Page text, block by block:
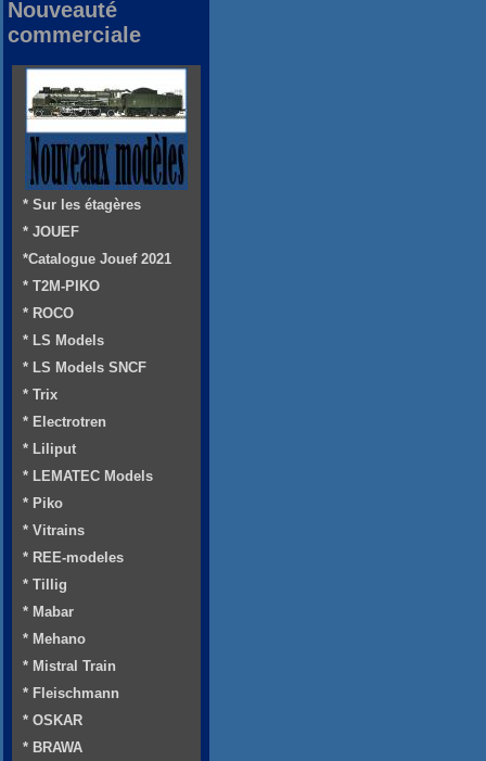
Nouveauté
commerciale
* Sur les étagères
* JOUEF
*Catalogue Jouef 2021
* T2M-PIKO
* ROCO
* LS Models
* LS Models SNCF
* Trix
* Electrotren
* Liliput
* LEMATEC Models
* Piko
* Vitrains
* REE-modeles
* Tillig
* Mabar
* Mehano
* Mistral Train
* Fleischmann
* OSKAR
* BRAWA